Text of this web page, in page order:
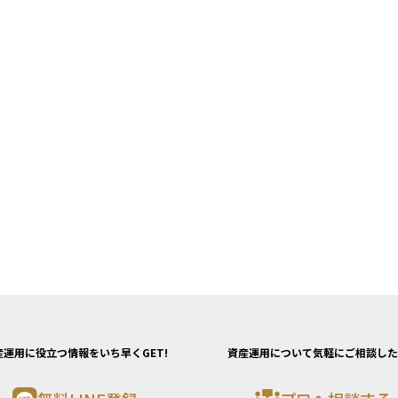
運用に役立つ情報をいち早くGET! 資産運用について気軽にご相談し